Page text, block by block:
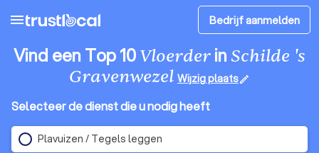
menu Bedrijf aanmelden
Vind een Top 10Vloerderin Schilde 's
Gravenwezel Wijzig plaatsedit
Selecteer de dienst die u nodig heeft
Plavuizen / Tegels leggen